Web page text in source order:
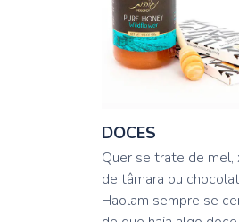
DOCES
Quer se trate de mel,
de tâmara ou
Haolam sempre se